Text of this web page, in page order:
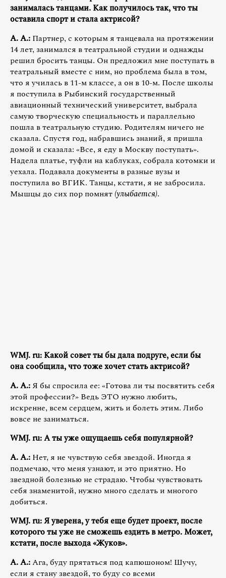
занималась танцами. Как получилось так, что ты
оставила спорт и стала актрисой?
А. А.: Партнер, с которым я танцевала на протяжении
14 лет, занимался в театральной студии и однажды
решил бросить танцы. Он предложил мне поступать в
театральный вместе с ним, но проблема была в том,
что я училась в 11-м классе, а он в 10-м. После школы
я поступила в Рыбинский государственный
авиационный технический университет, выбрала
самую творческую специальность и параллельно
пошла в театральную студию. Родителям ничего не
сказала. Спустя год, набравшись знаний, я пришла
домой и сказала: «Все, я еду в Москву поступать».
Надела платье, туфли на каблуках, собрала котомки и
уехала. Подавала документы в разные вузы и
поступила во ВГИК. Танцы, кстати, я не забросила.
Мышцы до сих пор помнят (улыбается).
WMJ. ru: Какой совет ты бы дала подруге, если бы
она сообщила, что тоже хочет стать актрисой?
А. А.:Я бы спросила ее: «Готова ли ты посвятить себя
этой профессии?» Ведь ЭТО нужно любить,
искренне, всем сердцем, жить и болеть этим. Либо
вовсе не заниматься.
WMJ. ru: А ты уже ощущаешь себя популярной?
А. А.: Нет, я не чувствую себя звездой. Иногда я
подмечаю, что меня узнают, и это приятно. Но
звездной болезнью не страдаю. Чтобы чувствовать
себя знаменитой, нужно много сделать и многого
добиться.
WMJ. ru: Я уверена, у тебя еще будет проект, после
которого ты уже не сможешь ездить в метро. Может,
кстати, после выхода «Жуков».
А. А.:Ага, буду прятаться под капюшоном! Шучу,
если я стану звездой, то буду со всеми